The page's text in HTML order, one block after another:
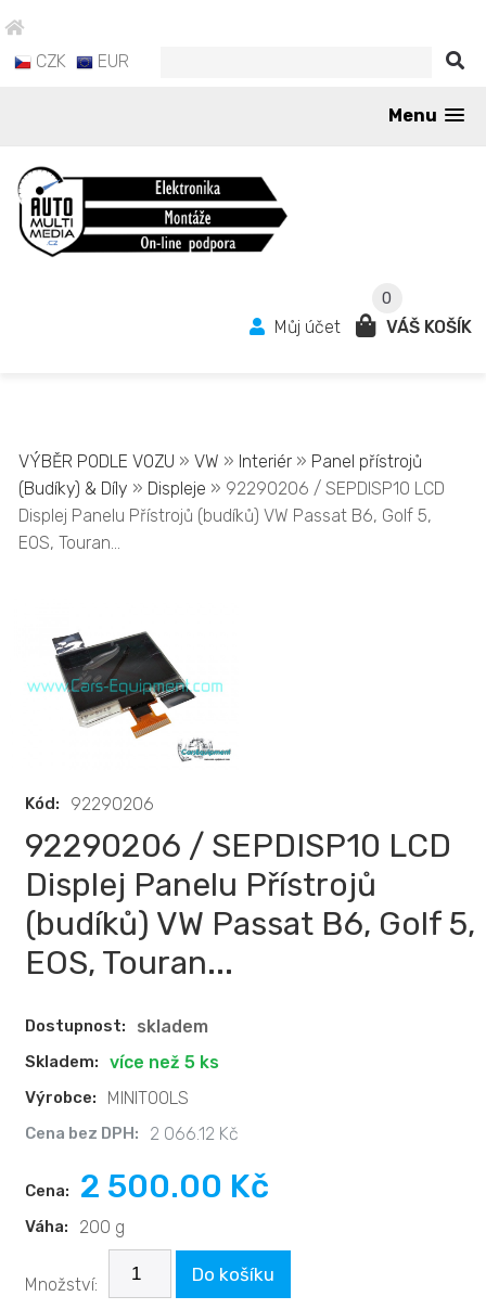
CZK EUR
Menu
0
Můj účet VÁŠ KOŠÍK
VÝBĚR PODLE VOZU » VW » Interiér» Panel přístrojů
(Budíky) & Díly » Displeje » 92290206 / SEPDISP10 LCD
Displej Panelu Přístrojů (budíků) VW Passat B6, Golf 5,
EOS, Touran...
Kód: 92290206
92290206 / SEPDISP10 LCD
Displej Panelu Přístrojů
(budíků) VW Passat B6, Golf 5,
EOS, Touran...
Dostupnost: skladem
Skladem: více než 5 ks
Výrobce: MINITOOLS
Cena bez DPH: 2 066.12 Kč
Cena: 2 500.00 Kč
Váha: 200 g
Množství: Do košíku